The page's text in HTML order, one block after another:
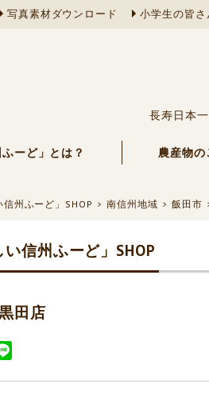
写真素材ダウンロード 小学生の皆
長寿日本
ーど」とは？ 農産物
信州ふーど」SHOP 南信州地域 飯田市
い信州ふーど」SHOP
田店